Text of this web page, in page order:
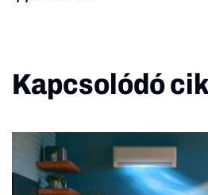
Kapcsolódó